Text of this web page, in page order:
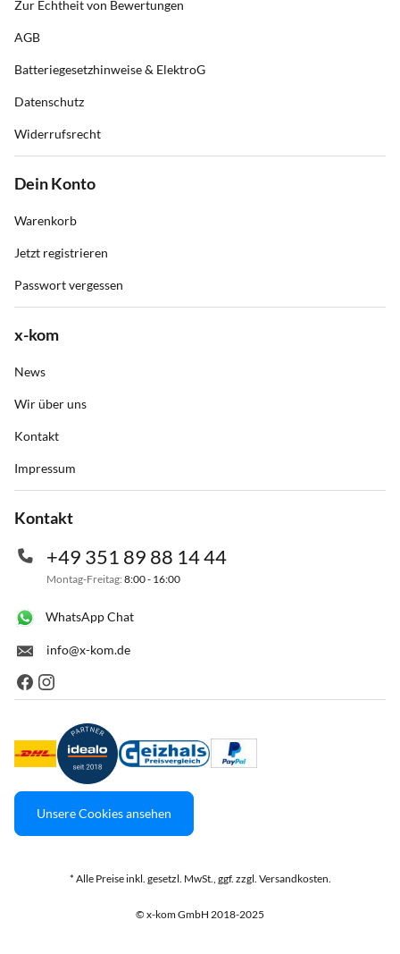
Zur Echtheit von Bewertungen
AGB
Batteriegesetzhinweise & ElektroG
Datenschutz
Widerrufsrecht
Dein Konto
Warenkorb
Jetzt registrieren
Passwort vergessen
x-kom
News
Wir über uns
Kontakt
Impressum
Kontakt
+49 351 89 88 14 44
Montag-Freitag: 8:00 - 16:00
WhatsApp Chat
info@x-kom.de
Unsere Cookies ansehen
© x-kom GmbH 2018-2025
* Alle Preise inkl. gesetzl. MwSt., ggf. zzgl. Versandkosten.